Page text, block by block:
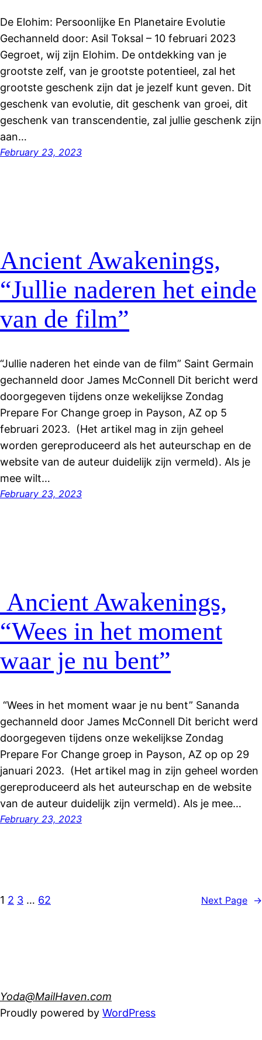
De Elohim: Persoonlijke En Planetaire Evolutie
Gechanneld door: Asil Toksal – 10 februari 2023
Gegroet, wij zijn Elohim. De ontdekking van je
grootste zelf, van je grootste potentieel, zal het
grootste geschenk zijn dat je jezelf kunt geven. Dit
geschenk van evolutie, dit geschenk van groei, dit
geschenk van transcendentie, zal jullie geschenk zijn
aan…
February 23, 2023
Ancient Awakenings,
“Jullie naderen het einde
van de film”
“Jullie naderen het einde van de film” Saint Germain
gechanneld door James McConnell Dit bericht werd
doorgegeven tijdens onze wekelijkse Zondag
Prepare For Change groep in Payson, AZ op 5
februari 2023. (Het artikel mag in zijn geheel
worden gereproduceerd als het auteurschap en de
website van de auteur duidelijk zijn vermeld). Als je
mee wilt…
February 23, 2023
Ancient Awakenings,
“Wees in het moment
waar je nu bent”
“Wees in het moment waar je nu bent” Sananda
gechanneld door James McConnell Dit bericht werd
doorgegeven tijdens onze wekelijkse Zondag
Prepare For Change groep in Payson, AZ op op 29
januari 2023. (Het artikel mag in zijn geheel worden
gereproduceerd als het auteurschap en de website
van de auteur duidelijk zijn vermeld). Als je mee…
February 23, 2023
1 2 3 … 62 Next Page →
Yoda@MailHaven.com
Proudly powered by WordPress